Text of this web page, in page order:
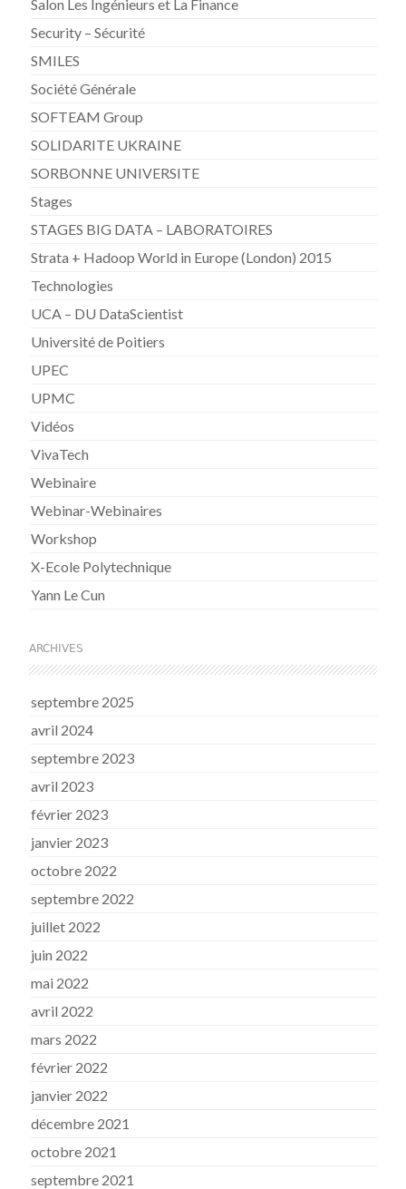
Salon Les Ingénieurs et La Finance
Security – Sécurité
SMILES
Société Générale
SOFTEAM Group
SOLIDARITE UKRAINE
SORBONNE UNIVERSITE
Stages
STAGES BIG DATA – LABORATOIRES
Strata + Hadoop World in Europe (London) 2015
Technologies
UCA – DU DataScientist
Université de Poitiers
UPEC
UPMC
Vidéos
VivaTech
Webinaire
Webinar-Webinaires
Workshop
X-Ecole Polytechnique
Yann Le Cun
ARCHIVES
septembre 2025
avril 2024
septembre 2023
avril 2023
février 2023
janvier 2023
octobre 2022
septembre 2022
juillet 2022
juin 2022
mai 2022
avril 2022
mars 2022
février 2022
janvier 2022
décembre 2021
octobre 2021
septembre 2021